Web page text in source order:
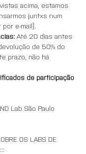
acima, estamos
juntxs num
e-mail).
Até 20 dias antes
de 50% do
prazo, não há
de participação
Lab São Paulo
OS LABS DE